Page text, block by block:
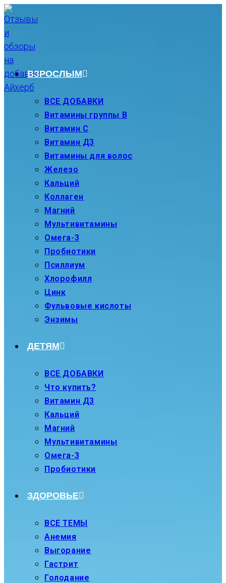
Перейти
к
содержимому
ВЗРОСЛЫМ
ВСЕ ДОБАВКИ
Витамины группы В
Витамин С
Витамин Д3
Витамины для волос
Железо
Кальций
Коллаген
Магний
Мультивитамины
Омега-3
Пробиотики
Псиллиум
Хлорофилл
Цинк
Фульвовые кислоты
Энзимы
ДЕТЯМ
ВСЕ ДОБАВКИ
Что купить?
Витамин Д3
Кальций
Магний
Мультивитамины
Омега-3
Пробиотики
ЗДОРОВЬЕ
ВСЕ ТЕМЫ
Анемия
Выгорание
Гастрит
Голодание